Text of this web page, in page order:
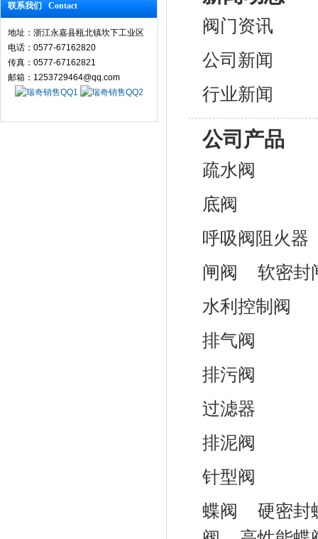
联系我们 Contact
地址：浙江永嘉县瓯北镇坎下工业区
电话：0577-67162820
传真：0577-67162821
邮箱：1253729464@qq.com
阀门资讯
公司新闻
行业新闻
公司产品
疏水阀
底阀
呼吸阀阻火器
闸阀
软密封
水利控制阀
排气阀
排污阀
过滤器
排泥阀
针型阀
蝶阀
硬密封